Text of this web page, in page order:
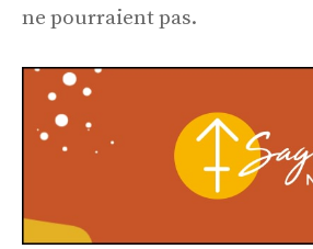
ne pourraient pas.